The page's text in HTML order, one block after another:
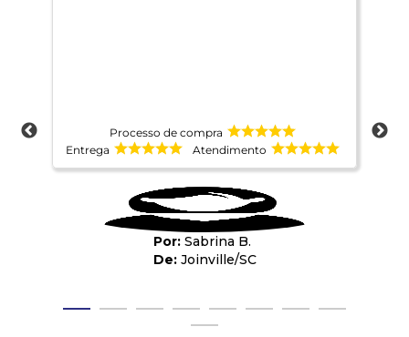
Processo de compra
Entrega
Atendimento
Sabrina B.
Joinville/SC